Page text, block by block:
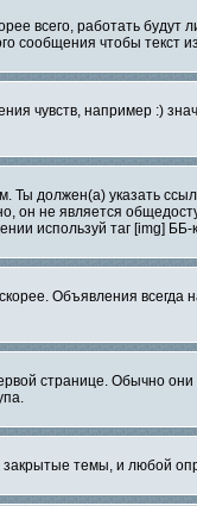
всего, работать будут
сообщения чтобы текст
чувств, например :)
должен(а) указать
он не является
используй таг [img]
Объявления
странице. Обычно
темы, и любой